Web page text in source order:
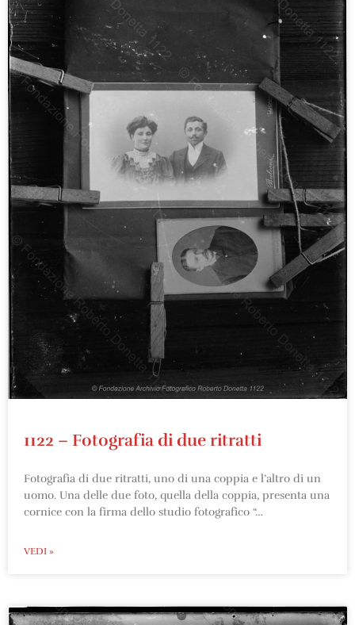
1122 – Fotografia di due ritratti
Fotografia di due ritratti, uno di una coppia e l’altro di un
uomo. Una delle due foto, quella della coppia, presenta una
cornice con la firma dello studio fotografico “…
VEDI »